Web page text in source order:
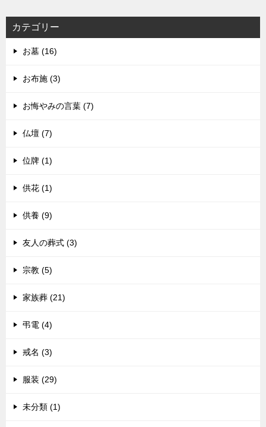
カテゴリー
お墓 (16)
お布施 (3)
お悔やみの言葉 (7)
仏壇 (7)
位牌 (1)
供花 (1)
供養 (9)
友人の葬式 (3)
宗教 (5)
家族葬 (21)
弔電 (4)
戒名 (3)
服装 (29)
未分類 (1)